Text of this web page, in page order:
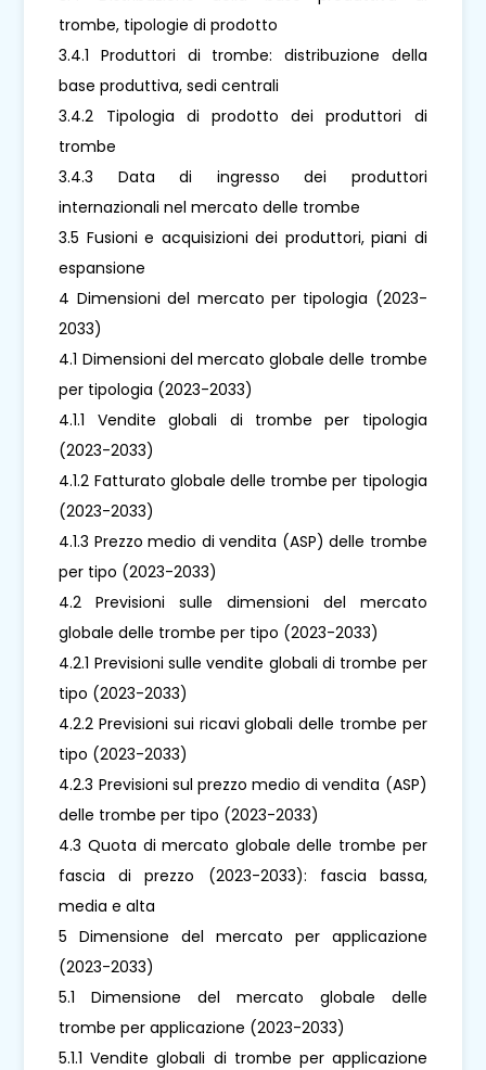
trombe, tipologie di prodotto
3.4.1 Produttori di trombe: distribuzione della
base produttiva, sedi centrali
3.4.2 Tipologia di prodotto dei produttori di
trombe
3.4.3 Data di ingresso dei produttori
internazionali nel mercato delle trombe
3.5 Fusioni e acquisizioni dei produttori, piani di
espansione
4 Dimensioni del mercato per tipologia (2023-
2033)
4.1 Dimensioni del mercato globale delle trombe
per tipologia (2023-2033)
4.1.1 Vendite globali di trombe per tipologia
(2023-2033)
4.1.2 Fatturato globale delle trombe per tipologia
(2023-2033)
4.1.3 Prezzo medio di vendita (ASP) delle trombe
per tipo (2023-2033)
4.2 Previsioni sulle dimensioni del mercato
globale delle trombe per tipo (2023-2033)
4.2.1 Previsioni sulle vendite globali di trombe per
tipo (2023-2033)
4.2.2 Previsioni sui ricavi globali delle trombe per
tipo (2023-2033)
4.2.3 Previsioni sul prezzo medio di vendita (ASP)
delle trombe per tipo (2023-2033)
4.3 Quota di mercato globale delle trombe per
fascia di prezzo (2023-2033): fascia bassa,
media e alta
5 Dimensione del mercato per applicazione
(2023-2033)
5.1 Dimensione del mercato globale delle
trombe per applicazione (2023-2033)
5.1.1 Vendite globali di trombe per applicazione